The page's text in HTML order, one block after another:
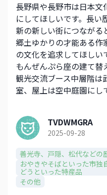
長野県や長野市は日本
にしてほしいです。長い
新の新しい街につながる
郷土ゆかりの才能ある作
の文化を追求してほしい
もんぜんぷら座の建て
観光交流ブース中層階は
室、屋上は空中庭園にし
TVDWMGRA
2025-09-28
善光寺、戸隠、松代などの
おやきやそばといった市
どうといった特産品​
その他